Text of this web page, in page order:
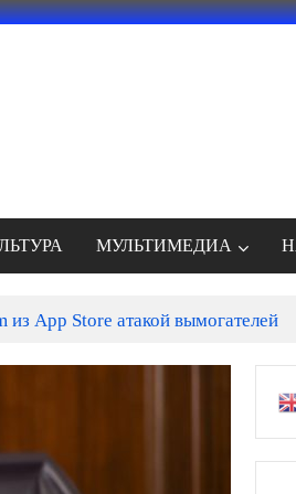
МУЛЬТИМЕДИА
App Store атакой вымогателей